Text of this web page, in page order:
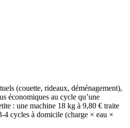
(couette, rideaux, déménagement),
économiques au cycle qu’une
: une machine 18 kg à 9,80 € traite
4 cycles à domicile (charge × eau ×